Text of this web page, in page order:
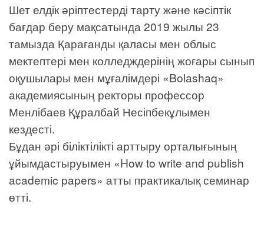
Шет елдік әріптестерді тарту және кәсіптік
бағдар беру мақсатында 2019 жылы 23
тамызда Қарағанды қаласы мен облыс
мектептері мен колледждерінің жоғары сынып
оқушылары мен мұғалімдері «Bolashaq»
академиясының ректоры профессор
Менлібаев Құралбай Несіпбекұлымен
кездесті.
Бұдан әрі біліктілікті арттыру орталығының
ұйымдастыруымен «How to write and publish
academic papers» атты практикалық семинар
өтті.